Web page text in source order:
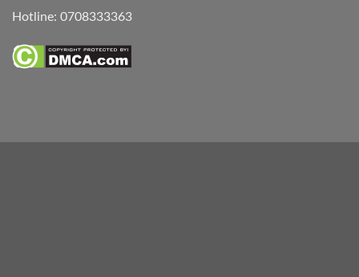
Hotline: 0708333363